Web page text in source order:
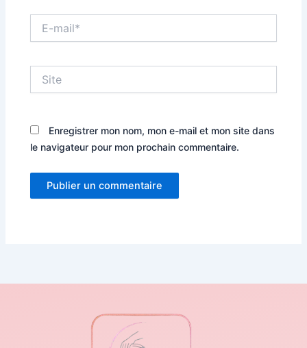
mail*
Enregistrer mon nom, mon e-mail et mon site dans
le navigateur pour mon prochain commentaire.